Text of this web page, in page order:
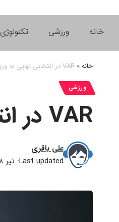
خانه ورزشی تکنولوژی
خانه» VAR در انتخابی نهایی به ورزشگاه آزادی می‌آید_خبرخوان
ورزشی
VAR در انتخابی نهایی به ورزشگاه آزادی می‌آید_خبرخوان
Last updated: تیر ۸, ۱۴۰۳ ۴:۱۵ ق٫ظ
علی باقری